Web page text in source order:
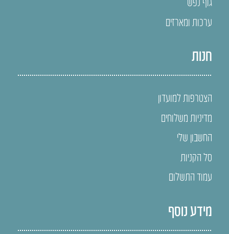
ערכות ומארזים
חנות
הצטרפות למועדון
מדיניות משלוחים
החשבון שלי
סל הקניות
עמוד התשלום
מידע נוסף